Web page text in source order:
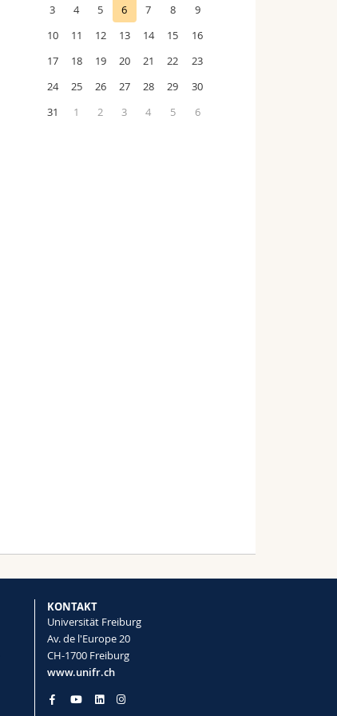
3
4 5 6 7 8
9
10
11 12 13 14 15
16
17
18 19 20 21 22
23
24
25 26 27 28 29
30
31
1 2 3 4 5 6
KONTAKT
Universität Freiburg
Av. de l'Europe 20
CH-1700 Freiburg
www.unifr.ch